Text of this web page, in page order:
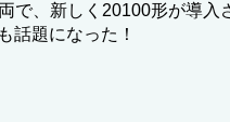
で、新しく20100形が導入
話題になった！